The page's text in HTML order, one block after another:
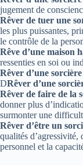
jugement de
Rêver de tuer une
les plus puissantes,
le contrôle de la
Rêve d’une maison
ressenties en soi ou
Rêver d’une
DRêver d’une
Rêver de faire de la
donner plus
surmonter une
Rêver d’être un
qualités
personnel et la